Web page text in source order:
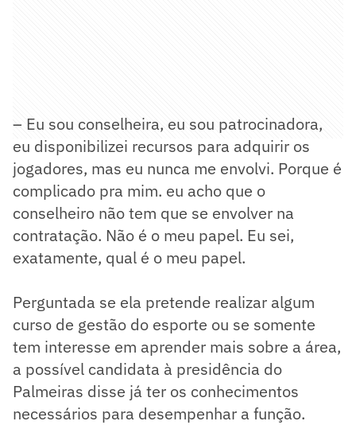
– Eu sou conselheira, eu sou patrocinadora,
eu disponibilizei recursos para adquirir os
jogadores, mas eu nunca me envolvi. Porque é
complicado pra mim. eu acho que o
conselheiro não tem que se envolver na
contratação. Não é o meu papel. Eu sei,
exatamente, qual é o meu papel.
Perguntada se ela pretende realizar algum
curso de gestão do esporte ou se somente
tem interesse em aprender mais sobre a área,
a possível candidata à presidência do
Palmeiras disse já ter os conhecimentos
necessários para desempenhar a função.